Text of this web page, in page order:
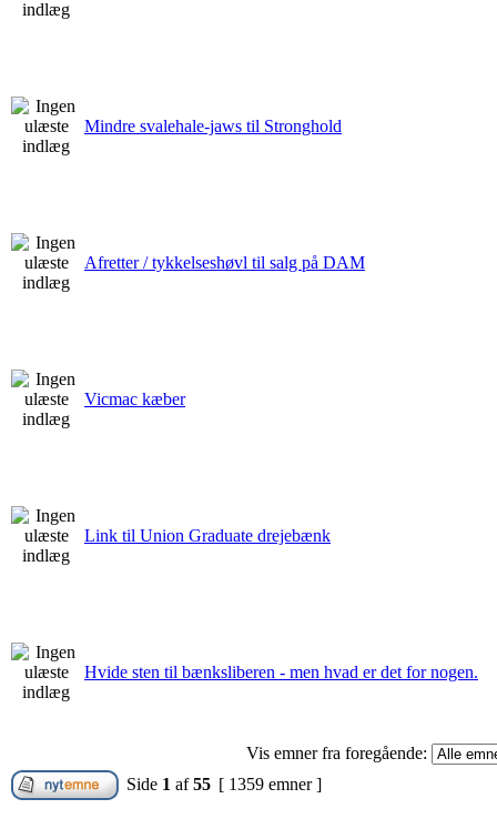
Mindre svalehale-jaws til Stronghold
Afretter / tykkelseshøvl til salg på DAM
Vicmac kæber
Link til Union Graduate drejebænk
Hvide sten til bænksliberen - men hvad er det for nogen.
Vis emner fra foregående:
Side 1 af55 [ 1359 emner ]